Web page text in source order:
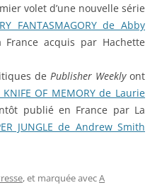
volet d’une nouvelle série
FANTASMAGORY de Abby
acquis par Hachette
de Publisher Weeklyont
KNIFE OF MEMORY de Laurie
publié en France par La
JUNGLE de Andrew Smith
, et marquée avecA